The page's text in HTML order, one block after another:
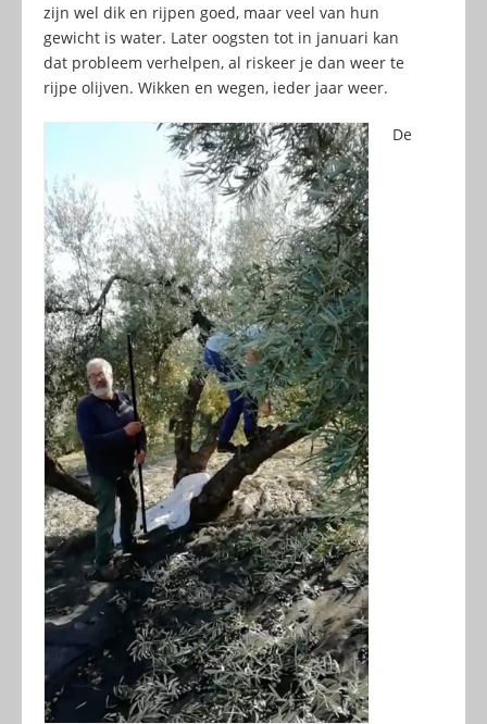
zijn wel dik en rijpen goed, maar veel van hun
gewicht is water. Later oogsten tot in januari kan
dat probleem verhelpen, al riskeer je dan weer te
rijpe olijven. Wikken en wegen, ieder jaar weer.
De